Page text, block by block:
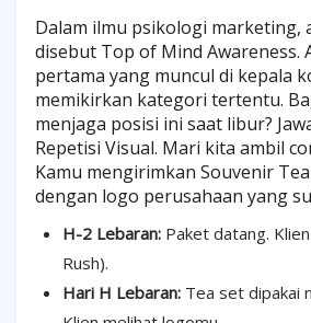
Dalam ilmu psikologi marketing,
disebut Top of Mind Awareness.
pertama yang muncul di kepala
memikirkan kategori tertentu.
menjaga posisi ini saat libur?
Repetisi Visual. Mari kita ambil
Kamu mengirimkan Souvenir
dengan logo perusahaan yang
H-2 Lebaran: Paket datang.
Rush).
Hari H Lebaran: Tea set dipakai